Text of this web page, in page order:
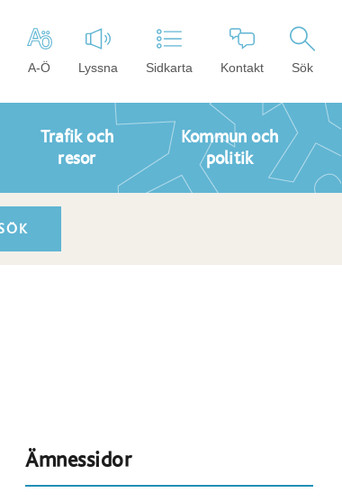
A-Ö Lyssna Sidkarta Kontakt Sök
Trafik och
resor
Kommun och
politik
Ämnessidor